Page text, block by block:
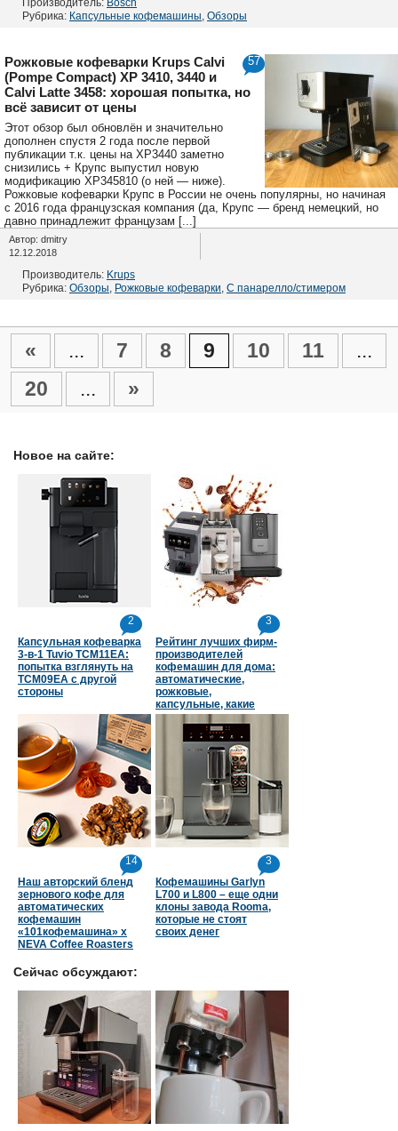
Рубрика: Капсульные кофемашины Обзоры
57
Рожковые кофеварки Krups Calvi
(Pompe Compact) XP 3410, 3440 и
Calvi Latte 3458: хорошая попытка, но
всё зависит от цены
Этот обзор был обновлён и значительно
дополнен спустя 2 года после первой
публикации т.к. цены на XP3440 заметно
снизились + Крупс выпустил новую
модификацию XP345810 (о ней — ниже).
Рожковые кофеварки Крупс в России не очень популярны, но начиная
с 2016 года французская компания (да, Крупс — бренд немецкий, но
давно принадлежит французам [...]
Автор: dmitry
12.12.2018
Производитель: Krups
Рубрика: Обзоры Рожковые кофеварки С панарелло/стимером
« ... 7 8 9 10 11
...
20
... »
Новое на сайте:
2
Капсульная кофеварка
3-в-1 Tuvio TCM11EA:
попытка взглянуть на
TCM09EA с другой
стороны
3
Рейтинг лучших фирм-
производителей
кофемашин для дома:
автоматические,
рожковые,
капсульные, какие
страны в топе
14
Наш авторский бленд
зернового кофе для
автоматических
кофемашин
«101кофемашина» х
NEVA Coffee Roasters
3
Кофемашины Garlyn
L700 и L800 – еще одни
клоны завода Rooma,
которые не стоят
своих денег
Сейчас обсуждают: